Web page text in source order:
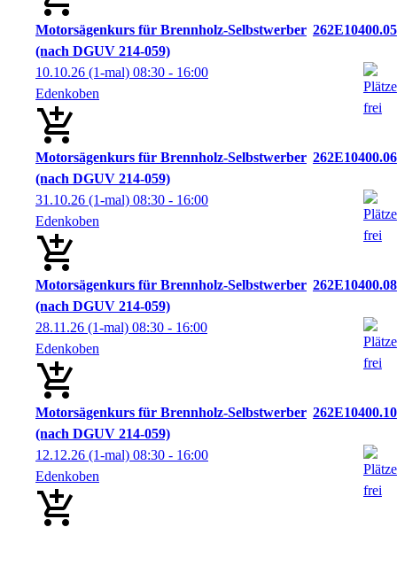
Motorsägenkurs für Brennholz-Selbstwerber
(nach DGUV 214-059)
262E10400.05
10.10.26 (1-mal) 08:30 - 16:00
Edenkoben
Motorsägenkurs für Brennholz-Selbstwerber
(nach DGUV 214-059)
262E10400.06
31.10.26 (1-mal) 08:30 - 16:00
Edenkoben
Motorsägenkurs für Brennholz-Selbstwerber
(nach DGUV 214-059)
262E10400.08
28.11.26 (1-mal) 08:30 - 16:00
Edenkoben
Motorsägenkurs für Brennholz-Selbstwerber
(nach DGUV 214-059)
262E10400.10
12.12.26 (1-mal) 08:30 - 16:00
Edenkoben